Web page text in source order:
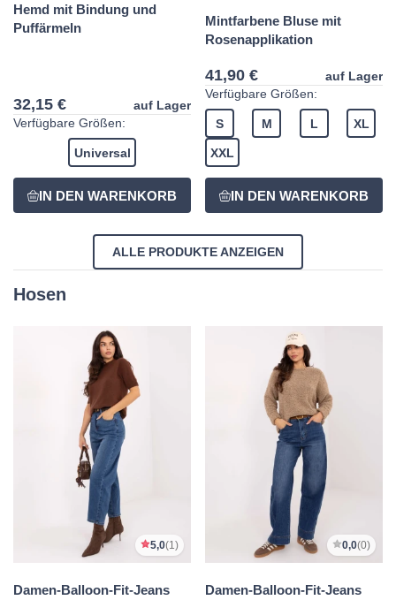
Hemd mit Bindung und
Puffärmeln
32,15 €
auf Lager
Verfügbare Größen:
Universal
Mintfarbene Bluse mit
Rosenapplikation
41,90 €
auf Lager
Verfügbare Größen:
S M L XL
XXL
ALLE PRODUKTE ANZEIGEN
Hosen
5,0(1)
Damen-Balloon-Fit-Jeans
0,0(0)
Damen-Balloon-Fit-Jeans